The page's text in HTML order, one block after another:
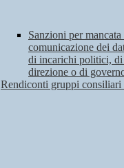
Sanzioni per
comunicazione dei
di incarichi politici, di
direzione o di
Rendiconti gruppi